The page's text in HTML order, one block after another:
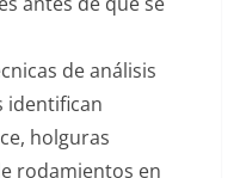
de análisis
identifican
holguras
rodamientos en